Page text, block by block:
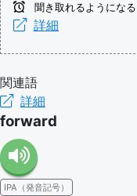
聞き取れるようになる
詳細
関連語
詳細
forward
IPA（発音記号）